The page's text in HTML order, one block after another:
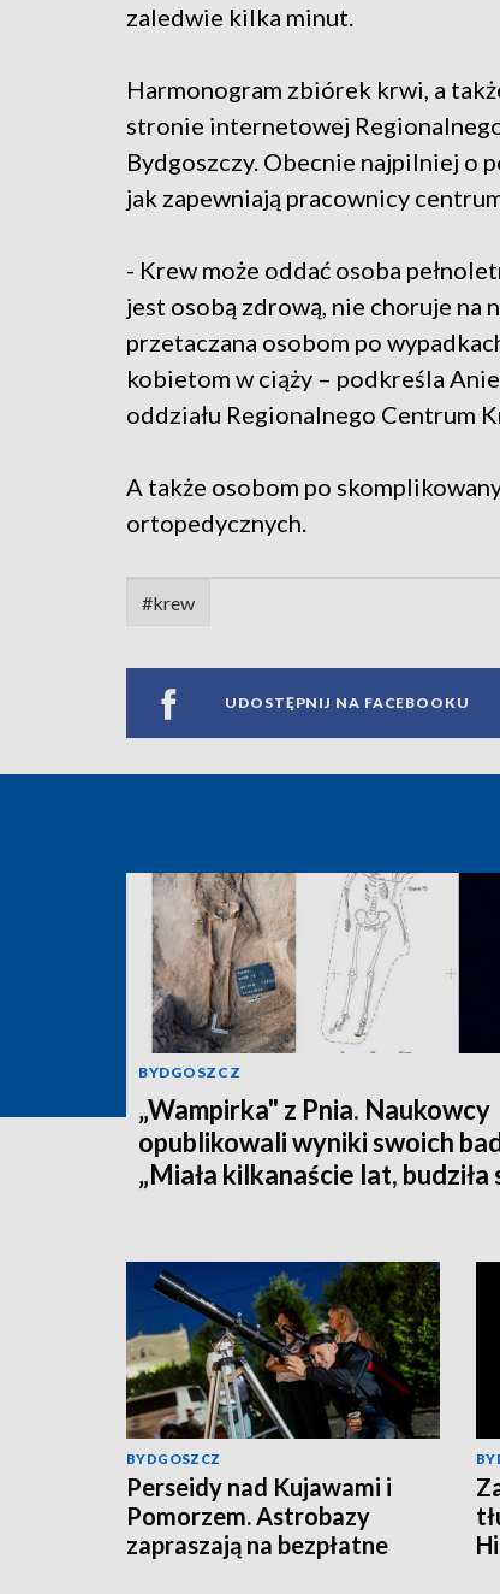
zaledwie kilka minut.
Harmonogram zbiórek krwi, a
stronie internetowej
Bydgoszczy. Obecnie najpilniej o
jak zapewniają pracownicy
- Krew może oddać osoba
jest osobą zdrową, nie choruje na
przetaczana osobom po
kobietom w ciąży – podkreśla
oddziału Regionalnego Centrum
A także osobom po
ortopedycznych.
#krew
UDOSTĘPNIJ NA FACEBOOKU
BYDGOSZCZ
„Wampirka" z Pnia. Naukowcy
opublikowali wyniki swoich
„Miała kilkanaście lat, budziła
BYDGOSZCZ
Perseidy nad Kujawami i
Pomorzem. Astrobazy
zapraszają na bezpłatne